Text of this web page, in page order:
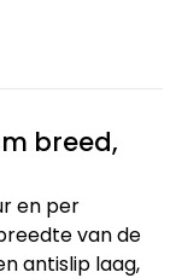
breed,
en per
van de
antislip laag,